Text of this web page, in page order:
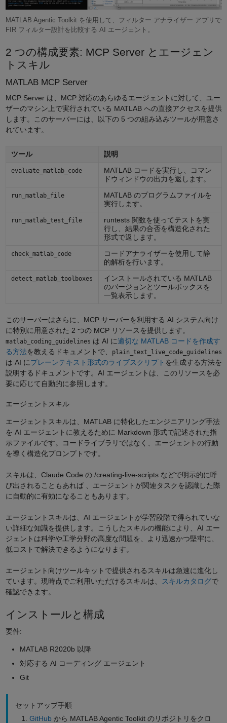
MATLAB Agentic Toolkit を使用して、フィルター アナライザー アプリで
FIR フィルター設計を比較する AI エージェント。
2 つの構成要素: MCP Server とエージェン
トスキル
MATLAB MCP Server
MCP Server は、MCP 対応のあらゆるエージェントに対して、ユー
ザーのマシン上で実行されている MATLAB への直接アクセスを提供
します。このサーバーには、以下の 5 つの組み込みツールが用意さ
れています。
ツール 説明
evaluate_matlab_code
MATLAB コードを実行し、コマン
ドウィンドウの出力を返します。
run_matlab_file
MATLAB のプログラムファイルを
実行します。
run_matlab_test_file
runtests 関数を使ってテストを実
行し、結果の合否を構造化された
形式で返します。
check_matlab_code
コードアナライザーを使用して静
的解析を行います。
detect_matlab_toolboxes
インストールされている MATLAB
のバージョンとツールボックスを
一覧表示します。
このサーバーはさらに、MCP サーバーを利用する AI システム向け
に特別に用意された 2 つの MCP リソースを提供します。
matlab_coding_guidelines は AI に適切な MATLAB コードを作成す
る方法を教えるドキュメントで、 plain_text_live_code_guidelines
は AI にプレーンテキスト形式のライブスクリプト を生成する方法を
説明するドキュメントです。AI エージェントは、このリソースを必
要に応じて自動的に参照します。
エージェントスキル
エージェントスキルは、MATLAB に特化したエンジニアリング手法
を AI エージェントに教えるために Markdown 形式で記述された指
示ファイルです。コードライブラリではなく、エージェントの行動
を導く構造化プロンプトです。
スキルは、Claude Code の /creating-live-scripts などで明示的に呼
び出されることもあれば 、エージェントが関連タスクを認識した際
に自動的に有効になることもあります。
エージェントスキルは、AI エージェントが学習段階で得られていな
い詳細な知識を提供します。こうしたスキルの機能により、AI エー
ジェントは科学や工学分野の高度な問題を、より迅速かつ堅牢に、
低コストで解決できるようになります。
エージェント向けツールキットで提供されるスキルは急速に進化し
ています。現時点でご利用いただけるスキルは、
スキルカタログで
確認できます。
インストールと構成
要件:
MATLAB R2020b 以降
対応する AI コーディング エージェント
Git
セットアップ手順
GitHub から MATLAB Agentic Toolkit のリポジトリをクロ